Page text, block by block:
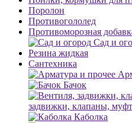
Поролон
Противогололед
Противоморозная
Сад и
Резина жидкая
Сантехника
Бачок
задвижки, клапаны,
Каболка